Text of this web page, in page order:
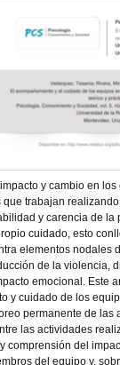
y cambio en los
trabajan
y carencia de la
cuidado, esto
elementos nodales
de la violencia,
emocional. Este
y cuidado de los
permanente de las
las actividades
comprensión del
del equipo y,